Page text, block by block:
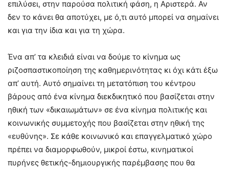
επιλύσει, στην παρούσα πολιτική φάση, η Αριστερά. Αν
δεν το κάνει θα αποτύχει, με ό,τι αυτό μπορεί να σημαίνει
και για την ίδια και για τη χώρα.
Ένα απ’ τα κλειδιά είναι να δούμε το κίνημα ως
ριζοσπαστικοποίηση της καθημερινότητας κι όχι κάτι έξω
απ’ αυτή. Αυτό σημαίνει τη μετατόπιση του κέντρου
βάρους από ένα κίνημα διεκδικητικό που βασίζεται στην
ηθική των «δικαιωμάτων» σε ένα κίνημα πολιτικής και
κοινωνικής συμμετοχής που βασίζεται στην ηθική της
«ευθύνης». Σε κάθε κοινωνικό και επαγγελματικό χώρο
πρέπει να διαμορφωθούν, μικροί έστω, κινηματικοί
πυρήνες θετικής-δημιουργικής παρέμβασης που θα